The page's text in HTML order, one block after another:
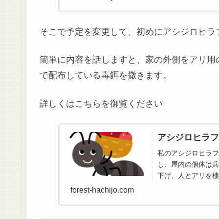
そこで予定を変更して、初めにアシジロヒ
簡単に内容を話しますと、家の外側をアリ
で配布している毒餌を撒きます。
詳しくはこちらを御覧ください
アシジロヒラ
私のアシジロヒラ
し、屋内の個体は
下げ、人とアリを
forest-hachijo.com